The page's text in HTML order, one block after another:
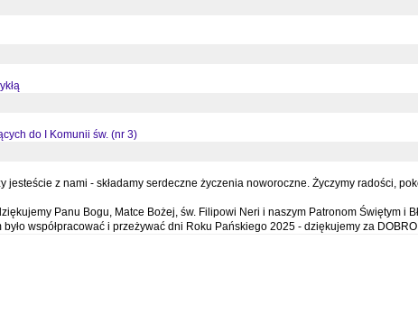
do I Komunii św. (nr 3)
jesteście z nami - składamy serdeczne życzenia noworoczne. Życzymy radości,
Panu Bogu, Matce Bożej, św. Filipowi Neri i naszym Patronom Świętym i
współpracować i przeżywać dni Roku Pańskiego 2025 - dziękujemy za